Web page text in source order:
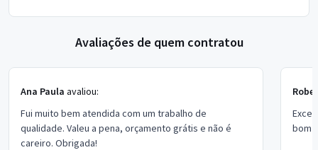
Avaliações de quem contratou
Ana Paula avaliou:
Fui muito bem atendida com um trabalho de
qualidade. Valeu a pena, orçamento grátis e não é
careiro. Obrigada!
bom